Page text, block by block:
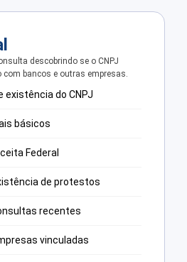
descobrindo se o CNPJ
bancos e outras empresas.
existência do CNPJ
básicos
Federal
de protestos
recentes
vinculadas